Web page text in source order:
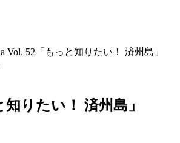
Vol. 52「もっと知りたい！ 済州島」
りたい！ 済州島」